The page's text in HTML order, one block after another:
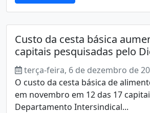
Custo da cesta básica
capitais pesquisadas pelo
terça-feira, 6 de dezembro de
O custo da cesta básica de
em novembro em 12 das 17
Departamento Intersindical...